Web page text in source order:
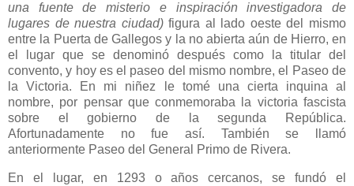
una fuente de misterio e inspiración investigadora de
lugares de nuestra ciudad)figura al lado oeste del mismo
entre la Puerta de Gallegos y la no abierta aún de Hierro, en
el lugar que se denominó después como la titular del
convento, y hoy es el paseo del mismo nombre, el Paseo de
la Victoria. En mi niñez le tomé una cierta inquina al
nombre, por pensar que conmemoraba la victoria fascista
sobre el gobierno de la segunda República.
Afortunadamente no fue así. También se llamó
anteriormente Paseo del General Primo de Rivera.
En el lugar, en 1293 o años cercanos, se fundó el